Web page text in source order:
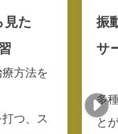
見た
方法を
つ、ス
振
サ
多
と